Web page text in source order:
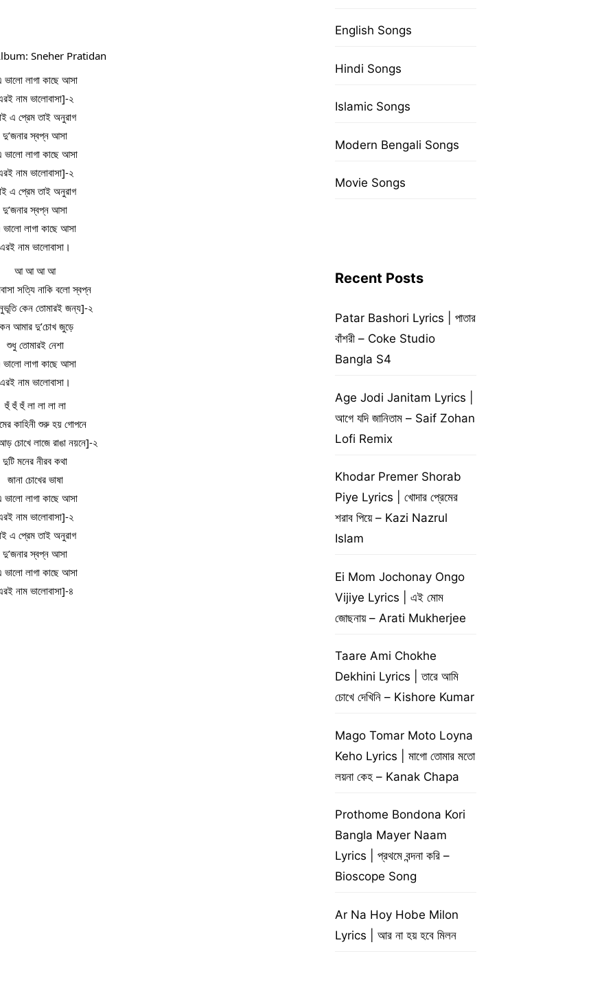
Sneher Pratidan
লাগা কাছে আসা
নাম ভালোবাসা]-২
এ প্রেম তাই অনুরাগ
দু’জনার স্বপ্ন আসা
লাগা কাছে আসা
নাম ভালোবাসা]-২
এ প্রেম তাই অনুরাগ
দু’জনার স্বপ্ন আসা
লাগা কাছে আসা
এরই নাম ভালোবাসা।
আ আ আ আ
সত্যি নাকি বলো স্বপ্ন
কেন তোমারই জন্য]-২
আমার দু’চোখ জুড়ে
শুধু তোমারই নেশা
লাগা কাছে আসা
এরই নাম ভালোবাসা।
হুঁ হুঁ হুঁ লা লা লা লা
কাহিনী শুরু হয় গোপনে
চোখে লাজে রাঙা নয়নে]-২
দুটি মনের নীরব কথা
জানা চোখের ভাষা
লাগা কাছে আসা
নাম ভালোবাসা]-২
এ প্রেম তাই অনুরাগ
দু’জনার স্বপ্ন আসা
লাগা কাছে আসা
নাম ভালোবাসা]-৪
English Songs
Hindi Songs
Islamic Songs
Modern Bengali Songs
Movie Songs
Recent Posts
Patar Bashori Lyrics | পাতার
বাঁশরী – Coke Studio
Bangla S4
Age Jodi Janitam Lyrics |
আগে যদি জানিতাম – Saif Zohan
Lofi Remix
Khodar Premer Shorab
Piye Lyrics | খোদার প্রেমের
শরাব পিয়ে – Kazi Nazrul
Islam
Ei Mom Jochonay Ongo
Vijiye Lyrics | এই মোম
জোছনায় – Arati Mukherjee
Taare Ami Chokhe
Dekhini Lyrics | তারে আমি
চোখে দেখিনি – Kishore Kumar
Mago Tomar Moto Loyna
Keho Lyrics | মাগো তোমার মতো
লয়না কেহ – Kanak Chapa
Prothome Bondona Kori
Bangla Mayer Naam
Lyrics | প্রথমে বন্দনা করি –
Bioscope Song
Ar Na Hoy Hobe Milon
Lyrics | আর না হয় হবে মিলন